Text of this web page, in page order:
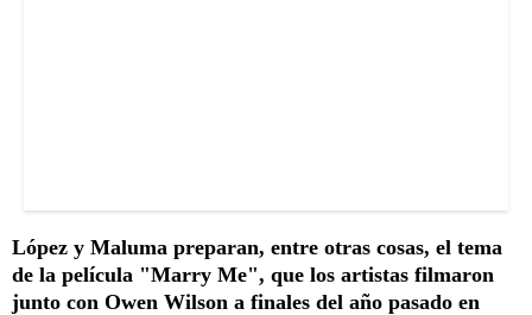
López y Maluma preparan, entre otras cosas, el tema
de la película "Marry Me", que los artistas filmaron
junto con Owen Wilson a finales del año pasado en